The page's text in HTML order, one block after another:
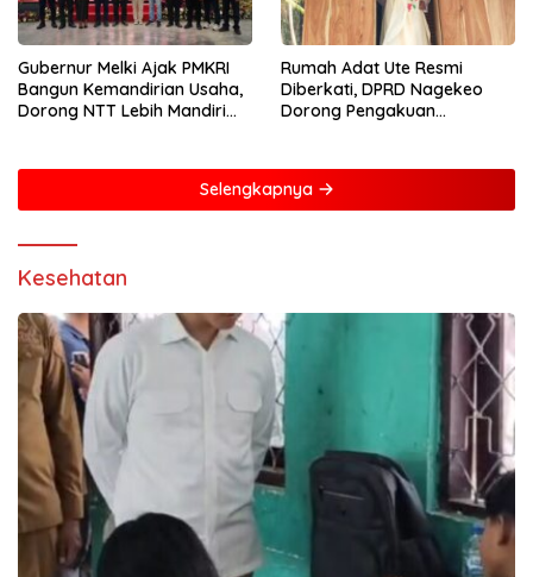
Gubernur Melki Ajak PMKRI
Bangun Kemandirian Usaha,
Dorong NTT Lebih Mandiri
Rumah Adat Ute Resmi
Diberkati, DPRD Nagekeo
Dorong Pengakuan
Selengkapnya
Kesehatan